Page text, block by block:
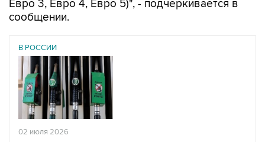
В РОССИИ
02 июля 2026
Правительство РФ разрешило оборот бензина
евро-3 до конца 2026 года